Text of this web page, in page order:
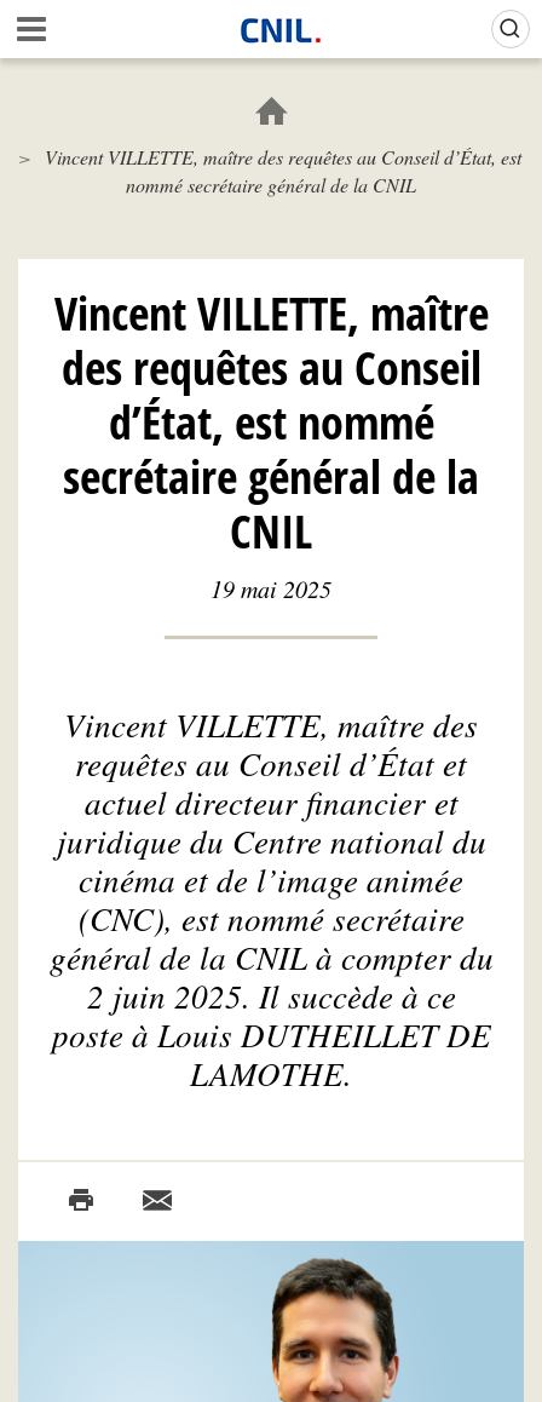
Aller
au
contenu
c
i
l
N
Vincent VILLETTE, maître des requêtes au Conseil d’État, est
nommé secrétaire général de la CNIL
Vincent VILLETTE, maître
des requêtes au Conseil
d’État, est nommé
secrétaire général de la
CNIL
19 mai 2025
Vincent VILLETTE, maître des
requêtes au Conseil d’État et
actuel directeur financier et
juridique du Centre national du
cinéma et de l’image animée
(CNC), est nommé secrétaire
général de la CNIL à compter du
2 juin 2025. Il succède à ce
poste à Louis DUTHEILLET DE
LAMOTHE.
Gestion de vos préférences sur les cookies (témoins de connexion)